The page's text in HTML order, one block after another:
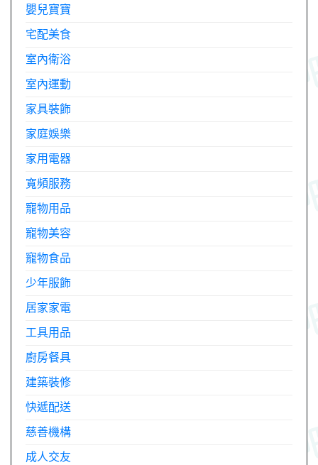
嬰兒寶寶
宅配美食
室內衛浴
室內運動
家具裝飾
家庭娛樂
家用電器
寬頻服務
寵物用品
寵物美容
寵物食品
少年服飾
居家家電
工具用品
廚房餐具
建築裝修
快遞配送
慈善機構
成人交友